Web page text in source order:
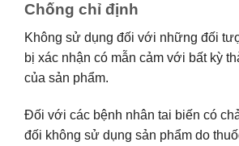
Chống chỉ định
Không sử dụng đối với những đối
bị xác nhận có mẫn cảm với bất kỳ
của sản phẩm.
Đối với các bệnh nhân tai biến có
đối không sử dụng sản phẩm do